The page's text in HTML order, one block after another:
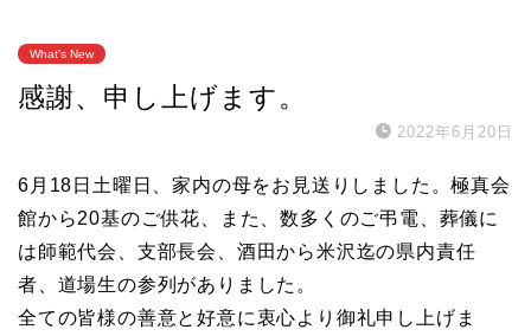
What's New
感謝、申し上げます。
2022年6月20日
6月18日土曜日、家内の母をお見送りしました。極真会
館から20基のご供花、また、数多くのご弔電、葬儀に
は師範代会、支部長会、酒田から米沢迄の県内責任
者、道場生の参列がありました。
全ての皆様の善意と好意に衷心より御礼申し上げま